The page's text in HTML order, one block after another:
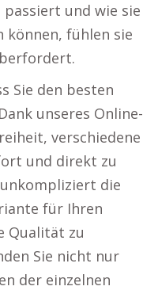
und wie sie
fühlen sie
Sie den besten
unseres Online-
verschiedene
und direkt zu
die
für Ihren
Qualität zu
Sie nicht nur
der einzelnen